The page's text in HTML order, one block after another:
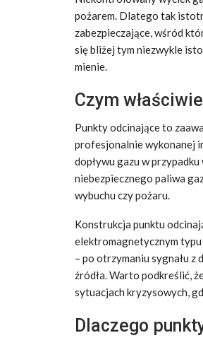
pożarem. Dlatego tak
zabezpieczające, wśród
się bliżej tym niezwykle
mienie.
Czym
Punkty odcinające to
profesjonalnie wykonanej
dopływu gazu w
niebezpiecznego paliwa
wybuchu czy pożaru.
Konstrukcja punktu
elektromagnetycznym typu
– po otrzymaniu sygnału z
źródła. Warto podkreślić,
sytuacjach kryzysowych,
Dlaczego